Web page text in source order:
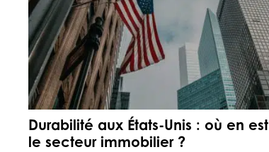
Durabilité aux États-Unis : où en est
le secteur immobilier ?